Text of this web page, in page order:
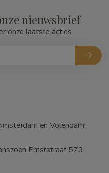
nieuwsbrief
onze laatste acties
en Volendam!
Ernststraat 573